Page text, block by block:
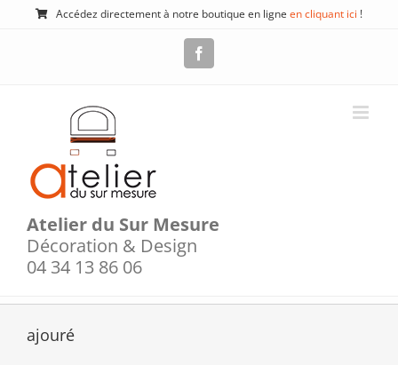
Passer
Accédez directement à notre boutique en ligne en cliquant ici !
Atelier du Sur Mesure
Décoration & Design
04 34 13 86 06
ajouré